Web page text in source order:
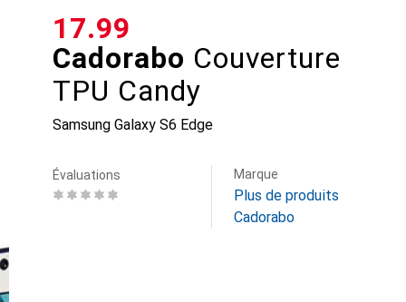
Cadorabo Couverture
TPU Candy
Samsung Galaxy S6 Edge
CHF
17.99
Évaluations Marque
Plus de produits
Cadorabo